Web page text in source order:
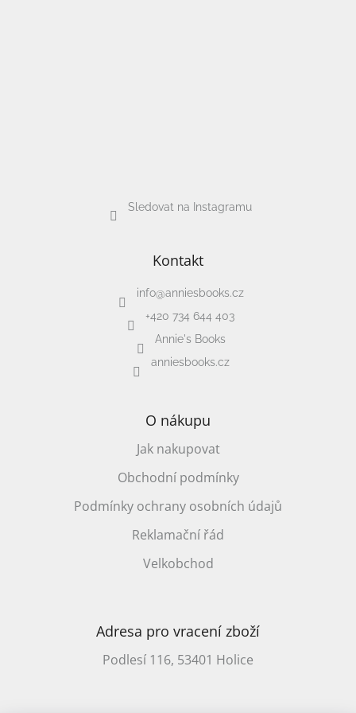
Sledovat na Instagramu
Kontakt
info@anniesbooks.cz
+420 734 644 403
Annie's Books
anniesbooks.cz
O nákupu
Jak nakupovat
Obchodní podmínky
Podmínky ochrany osobních údajů
Reklamační řád
Velkobchod
Adresa pro vracení zboží
Podlesí 116, 53401 Holice